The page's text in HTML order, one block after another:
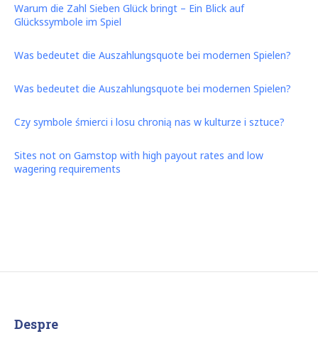
Warum die Zahl Sieben Glück bringt – Ein Blick auf
Glückssymbole im Spiel
Was bedeutet die Auszahlungsquote bei modernen Spielen?
Was bedeutet die Auszahlungsquote bei modernen Spielen?
Czy symbole śmierci i losu chronią nas w kulturze i sztuce?
Sites not on Gamstop with high payout rates and low
wagering requirements
Despre